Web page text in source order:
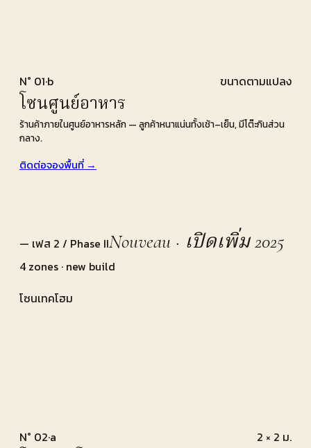
N° 01·b ขนาดตามแปลง
โซนศูนย์อาหาร
ร้านค้าภายในศูนย์อาหารหลัก — ลูกค้าหนาแน่นทั้งเช้า–เย็น, มีโต๊ะกินส่วน
กลาง.
ติดต่อจองพื้นที่ →
— เฟส 2 / Phase IINouveau · เปิดเพิ่ม 2025
4 zones · new build
โซนเทคโฮม
N° 02·a 2 × 2 ม.